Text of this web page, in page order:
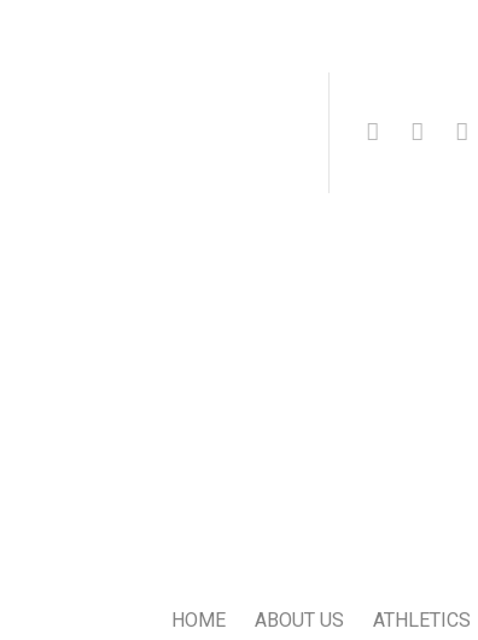
HOME ABOUT US ATHLETICS